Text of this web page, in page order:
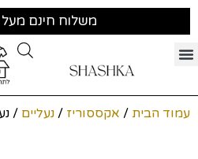
משלוח חינם מעל 199 ש״ח
עמוד הבית / אקססוריז / נעליים /